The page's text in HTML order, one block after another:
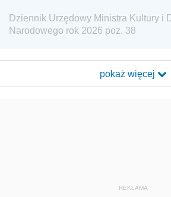
Dziennik Urzędowy Ministra Kultury i
Narodowego rok 2026 poz. 38
pokaż więcej
REKLAMA